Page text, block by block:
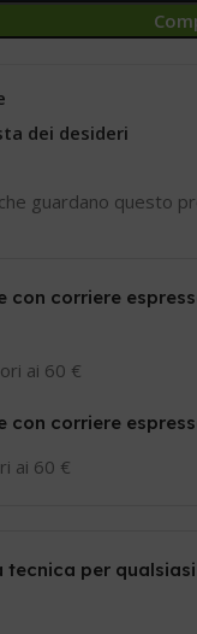
dei desideri
guardano questo
con corriere
ai 60 €
con corriere
ai 60 €
tecnica per qualsiasi